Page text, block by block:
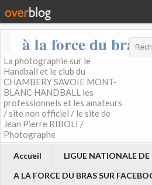
à la force du bras
La photographie sur le
Handball et le club du
CHAMBERY SAVOIE MONT-
BLANC HANDBALL les
professionnels et les amateurs
/ site non officiel / le site de
Jean Pierre RIBOLI /
Photographe
Accueil
LIGUE NATIONALE
A LA FORCE DU BRAS SUR